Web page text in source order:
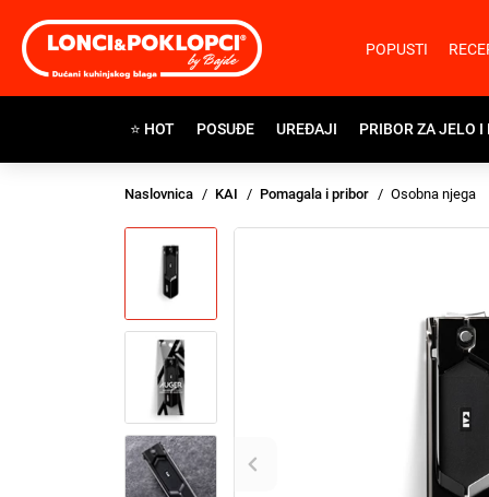
POPUSTI
⭐ HOT POSUĐE UREĐAJI PRIBOR ZA JELO I
Naslovnica KAI Pomagala i pribor Osobna njega